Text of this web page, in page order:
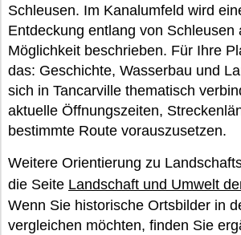
Schleusen. Im Kanalumfeld wird
Entdeckung entlang von Schleusen
Möglichkeit beschrieben. Für Ihre
das: Geschichte, Wasserbau und
sich in Tancarville thematisch
aktuelle Öffnungszeiten,
bestimmte Route vorauszusetzen.
Weitere Orientierung zu
die Seite Landschaft und Umwelt
Wenn Sie historische Ortsbilder in
vergleichen möchten, finden Sie